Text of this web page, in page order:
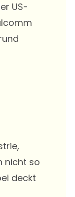
US-
nicht so
deckt